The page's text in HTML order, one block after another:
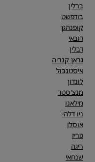
ברלין
בודפשט
קופנהגן
דובאי
דבלין
גראן קנריה
איסטנבול
לונדון
מנצ'סטר
מילאנו
ניו דלהי
אוסלו
פריז
ריגה
שנחאי